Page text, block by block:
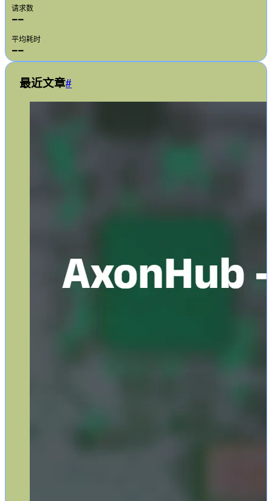
请求数
--
平均耗时
--
最近文章#